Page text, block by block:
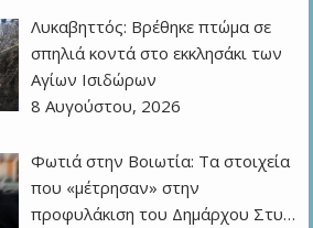
Λυκαβηττός: Βρέθηκε πτώμα σε
σπηλιά κοντά στο εκκλησάκι των
Αγίων Ισιδώρων
8 Αυγούστου, 2026
Φωτιά στην Βοιωτία: Τα στοιχεία
που «μέτρησαν» στην
προφυλάκιση του Δημάρχου Στυ…